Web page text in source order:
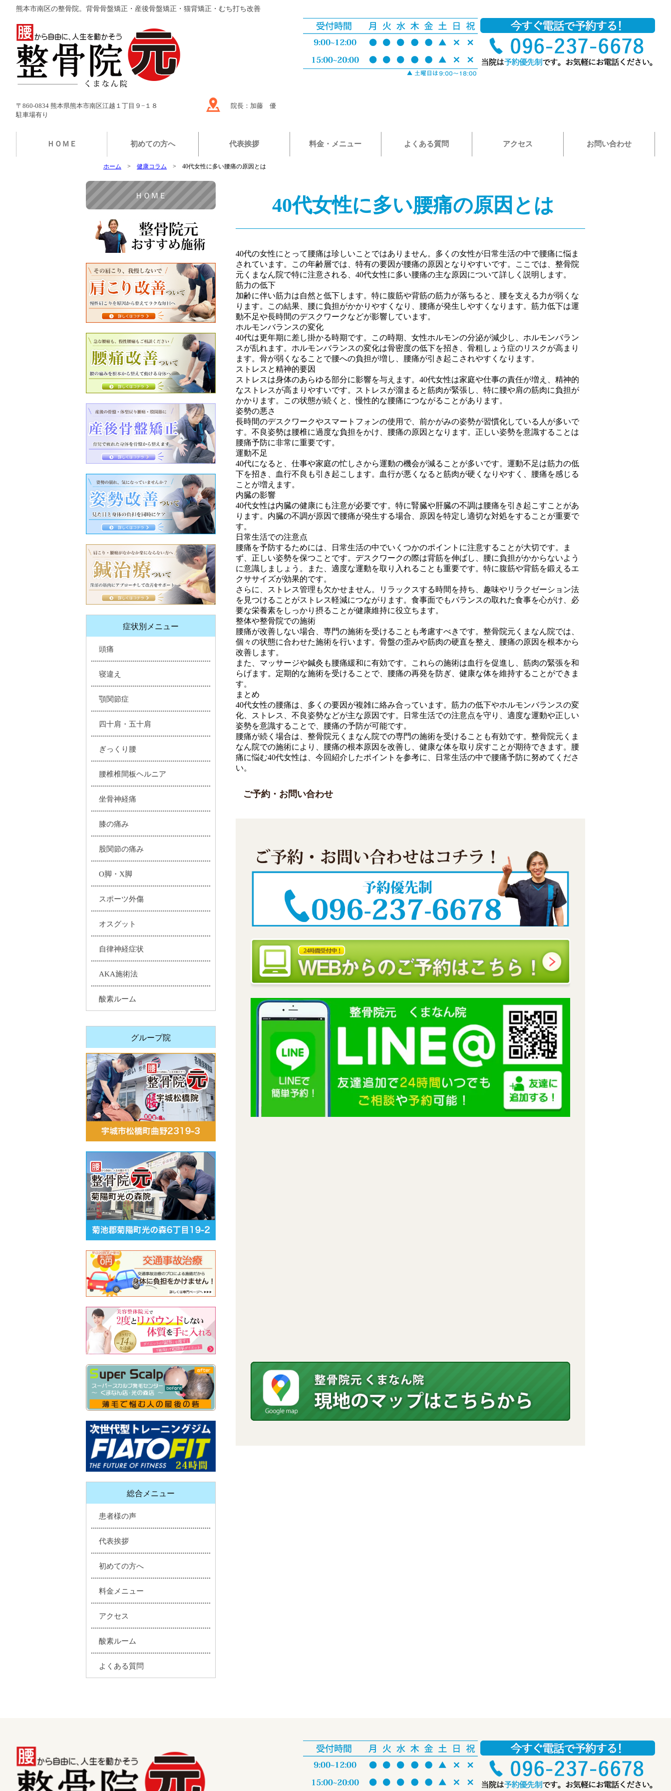
熊本市南区の整骨院。背骨骨盤矯正・産後骨盤矯正・猫背矯正・むち打ち改善
〒860-0834 熊本県熊本市南区江越１丁目９−１８
駐車場有り
院長：加藤 優
ＨＯＭＥ 初めての方へ 代表挨拶 料金・メニュー よくある質問 アクセス お問い合わせ
ホーム 健康コラム 40代女性に多い腰痛の原因とは
40代女性に多い腰痛の原因とは
40代の女性にとって腰痛は珍しいことではありません。多くの女性が日常生活の中で腰痛に悩ま
されています。この年齢層では、特有の要因が腰痛の原因となりやすいです。ここでは、整骨院
元くまなん院で特に注意される、40代女性に多い腰痛の主な原因について詳しく説明します。
筋力の低下
加齢に伴い筋力は自然と低下します。特に腹筋や背筋の筋力が落ちると、腰を支える力が弱くな
ります。この結果、腰に負担がかかりやすくなり、腰痛が発生しやすくなります。筋力低下は運
動不足や長時間のデスクワークなどが影響しています。
ホルモンバランスの変化
40代は更年期に差し掛かる時期です。この時期、女性ホルモンの分泌が減少し、ホルモンバラン
スが乱れます。ホルモンバランスの変化は骨密度の低下を招き、骨粗しょう症のリスクが高まり
ます。骨が弱くなることで腰への負担が増し、腰痛が引き起こされやすくなります。
ストレスと精神的要因
ストレスは身体のあらゆる部分に影響を与えます。40代女性は家庭や仕事の責任が増え、精神的
なストレスが高まりやすいです。ストレスが溜まると筋肉が緊張し、特に腰や肩の筋肉に負担が
かかります。この状態が続くと、慢性的な腰痛につながることがあります。
姿勢の悪さ
長時間のデスクワークやスマートフォンの使用で、前かがみの姿勢が習慣化している人が多いで
す。不良姿勢は腰椎に過度な負担をかけ、腰痛の原因となります。正しい姿勢を意識することは
腰痛予防に非常に重要です。
運動不足
40代になると、仕事や家庭の忙しさから運動の機会が減ることが多いです。運動不足は筋力の低
下を招き、血行不良も引き起こします。血行が悪くなると筋肉が硬くなりやすく、腰痛を感じる
ことが増えます。
内臓の影響
40代女性は内臓の健康にも注意が必要です。特に腎臓や肝臓の不調は腰痛を引き起こすことがあ
ります。内臓の不調が原因で腰痛が発生する場合、原因を特定し適切な対処をすることが重要で
す。
日常生活での注意点
腰痛を予防するためには、日常生活の中でいくつかのポイントに注意することが大切です。ま
ず、正しい姿勢を保つことです。デスクワークの際は背筋を伸ばし、腰に負担がかからないよう
に意識しましょう。また、適度な運動を取り入れることも重要です。特に腹筋や背筋を鍛えるエ
クササイズが効果的です。
さらに、ストレス管理も欠かせません。リラックスする時間を持ち、趣味やリラクゼーション法
を見つけることがストレス軽減につながります。食事面でもバランスの取れた食事を心がけ、必
要な栄養素をしっかり摂ることが健康維持に役立ちます。
整体や整骨院での施術
腰痛が改善しない場合、専門の施術を受けることも考慮すべきです。整骨院元くまなん院では、
個々の状態に合わせた施術を行います。骨盤の歪みや筋肉の硬直を整え、腰痛の原因を根本から
改善します。
また、マッサージや鍼灸も腰痛緩和に有効です。これらの施術は血行を促進し、筋肉の緊張を和
らげます。定期的な施術を受けることで、腰痛の再発を防ぎ、健康な体を維持することができま
す。
まとめ
40代女性の腰痛は、多くの要因が複雑に絡み合っています。筋力の低下やホルモンバランスの変
化、ストレス、不良姿勢などが主な原因です。日常生活での注意点を守り、適度な運動や正しい
姿勢を意識することで、腰痛の予防が可能です。
腰痛が続く場合は、整骨院元くまなん院での専門の施術を受けることも有効です。整骨院元くま
なん院での施術により、腰痛の根本原因を改善し、健康な体を取り戻すことが期待できます。腰
痛に悩む40代女性は、今回紹介したポイントを参考に、日常生活の中で腰痛予防に努めてくださ
い。
ご予約・お問い合わせ
ＨＯＭＥ
症状別メニュー
頭痛
寝違え
顎関節症
四十肩・五十肩
ぎっくり腰
腰椎椎間板ヘルニア
坐骨神経痛
膝の痛み
股関節の痛み
O脚・X脚
スポーツ外傷
オスグット
自律神経症状
AKA施術法
酸素ルーム
グループ院
総合メニュー
患者様の声
代表挨拶
初めての方へ
料金メニュー
アクセス
酸素ルーム
よくある質問